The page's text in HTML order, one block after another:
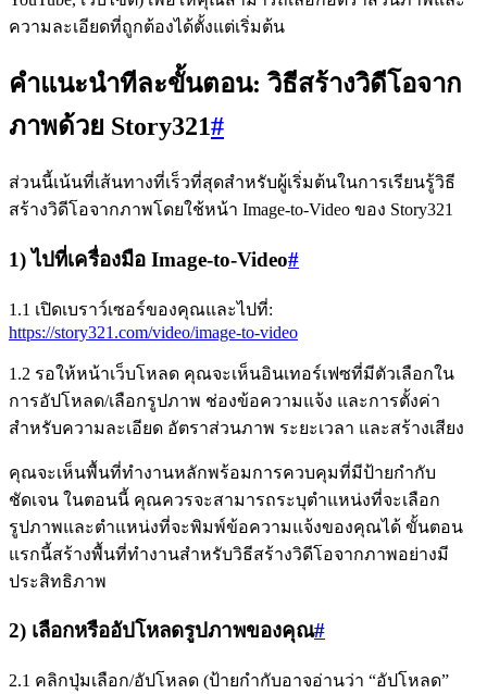
ความละเอียดที่ถูกต้องได้ตั้งแต่เริ่มต้น
คำแนะนำทีละขั้นตอน: วิธีสร้างวิดีโอจาก
ภาพด้วย Story321#
ส่วนนี้เน้นที่เส้นทางที่เร็วที่สุดสำหรับผู้เริ่มต้นในการเรียนรู้วิธี
สร้างวิดีโอจากภาพโดยใช้หน้า Image-to-Video ของ Story321
1) ไปที่เครื่องมือ Image-to-Video#
1.1 เปิดเบราว์เซอร์ของคุณและไปที่:
https://story321.com/video/image-to-video
1.2 รอให้หน้าเว็บโหลด คุณจะเห็นอินเทอร์เฟซที่มีตัวเลือกใน
การอัปโหลด/เลือกรูปภาพ ช่องข้อความแจ้ง และการตั้งค่า
สำหรับความละเอียด อัตราส่วนภาพ ระยะเวลา และสร้างเสียง
คุณจะเห็นพื้นที่ทำงานหลักพร้อมการควบคุมที่มีป้ายกำกับ
ชัดเจน ในตอนนี้ คุณควรจะสามารถระบุตำแหน่งที่จะเลือก
รูปภาพและตำแหน่งที่จะพิมพ์ข้อความแจ้งของคุณได้ ขั้นตอน
แรกนี้สร้างพื้นที่ทำงานสำหรับวิธีสร้างวิดีโอจากภาพอย่างมี
ประสิทธิภาพ
2) เลือกหรืออัปโหลดรูปภาพของคุณ#
2.1 คลิกปุ่มเลือก/อัปโหลด (ป้ายกำกับอาจอ่านว่า “อัปโหลด”